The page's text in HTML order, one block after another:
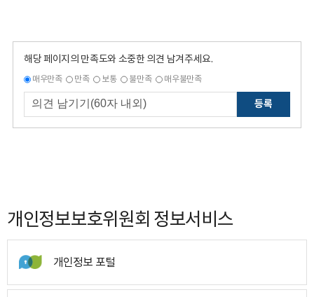
해당 페이지의 만족도와 소중한 의견 남겨주세요.
매우만족 만족 보통 불만족 매우불만족
등록
개인정보보호위원회 정보서비스
개인정보 포털